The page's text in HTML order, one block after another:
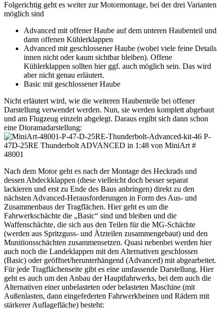
Folgerichtig geht es weiter zur Motormontage, bei der drei Varianten
möglich sind
Advanced mit offener Haube auf dem unteren Haubenteil und
dann offenen Kühlerklappen
Advanced mit geschlossener Haube (wobei viele feine Details
innen nicht oder kaum sichtbar bleiben). Offene
Kühlerklappen sollten hier ggf. auch möglich sein. Das wird
aber nicht genau erläutert.
Basic mit geschlossener Haube
Nicht erläutert wird, wie die weiteren Haubenteile bei offener
Darstellung verwendet werden. Nun, sie werden komplett abgebaut
und am Flugzeug einzeln abgelegt. Daraus ergibt sich dann schon
eine Dioramadarstellung:
Nach dem Motor geht es nach der Montage des Heckrads und
dessen Abdeckklappen (diese vielleicht doch besser separat
lackieren und erst zu Ende des Baus anbringen) direkt zu den
nächsten Advanced-Herausforderungen in Form des Aus- und
Zusammenbaus der Tragflächen. Hier geht es um die
Fahrwerkschächte die „Basic“ sind und bleiben und die
Waffenschächte, die sich aus den Teilen für die MG-Schächte
(werden aus Spritzguss- und Ätzteilen zusammengebaut) und den
Munitionsschächten zusammensetzen. Quasi nebenbei werden hier
auch noch die Landeklappen mit den Alternativen geschlossen
(Basic) oder geöffnet/herunterhängend (Advanced) mit abgearbeitet.
Für jede Tragflächenseite gibt es eine umfassende Darstellung. Hier
geht es auch um den Anbau der Hauptfahrwerks, bei dem auch die
Alternativen einer unbelasteten oder belasteten Maschine (mit
Außenlasten, dann eingefederten Fahrwerkbeinen und Rädern mit
stärkerer Auflagefläche) besteht: